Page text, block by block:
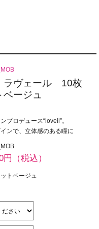
ラヴェール 10枚
ージュ
プロデュース“loveil”。
ンで、立体感のある瞳に
円（税込）
トベージュ